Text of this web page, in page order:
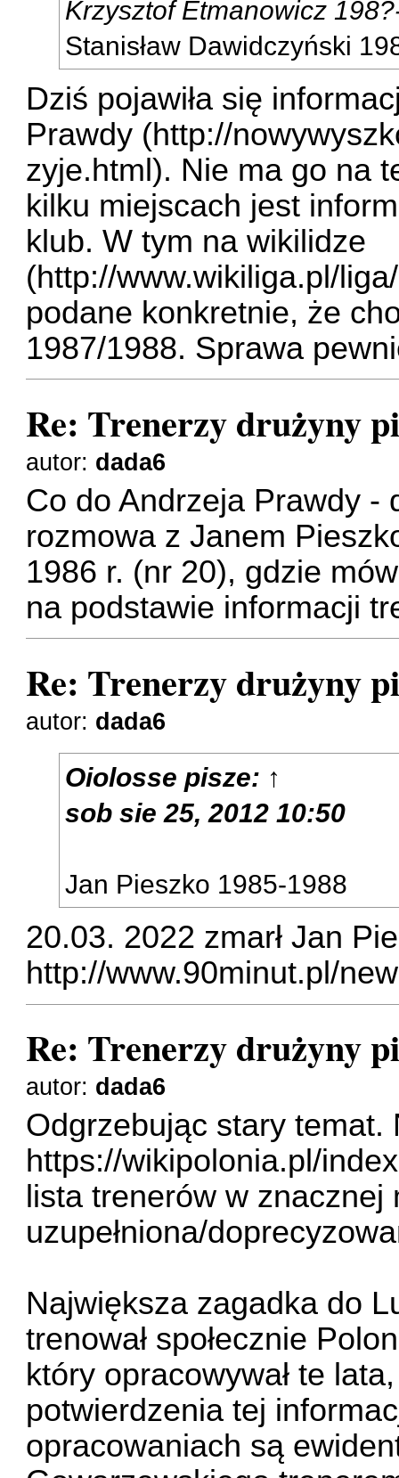
Krzysztof Etmanowicz
Stanisław Dawidczyński
Dziś pojawiła się
Prawdy (http://
zyje.html). Nie ma go na
kilku miejscach jest
klub. W tym na wikilidze
(http://www.wikiliga.pl/
podane konkretnie, że
1987/1988. Sprawa
Re: Trenerzy drużyny
autor: dada6
Co do Andrzeja Prawdy -
rozmowa z Janem
1986 r. (nr 20), gdzie
na podstawie informacji
Re: Trenerzy drużyny
autor: dada6
Oiolosse pisze: ↑
sob sie 25, 2012 10:50
Jan Pieszko 1985-1988
20.03. 2022 zmarł Jan
http://www.90minut.pl/
Re: Trenerzy drużyny
autor: dada6
Odgrzebując stary temat.
https://wikipolonia.pl/
lista trenerów w znacznej
uzupełniona/
Największa zagadka do
trenował społecznie
który opracowywał te
potwierdzenia tej
opracowaniach są